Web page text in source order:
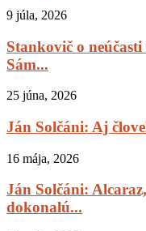
9 júla, 2026
Stankovič o
Sám...
25 júna, 2026
Ján Solčáni: Aj
16 mája, 2026
Ján Solčáni:
dokonalú...